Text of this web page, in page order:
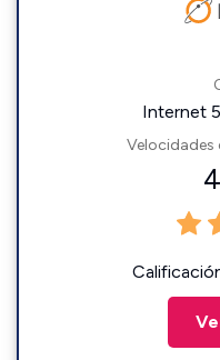
Internet
Velocidades